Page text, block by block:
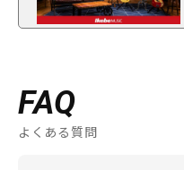
FAQ
よくある質問